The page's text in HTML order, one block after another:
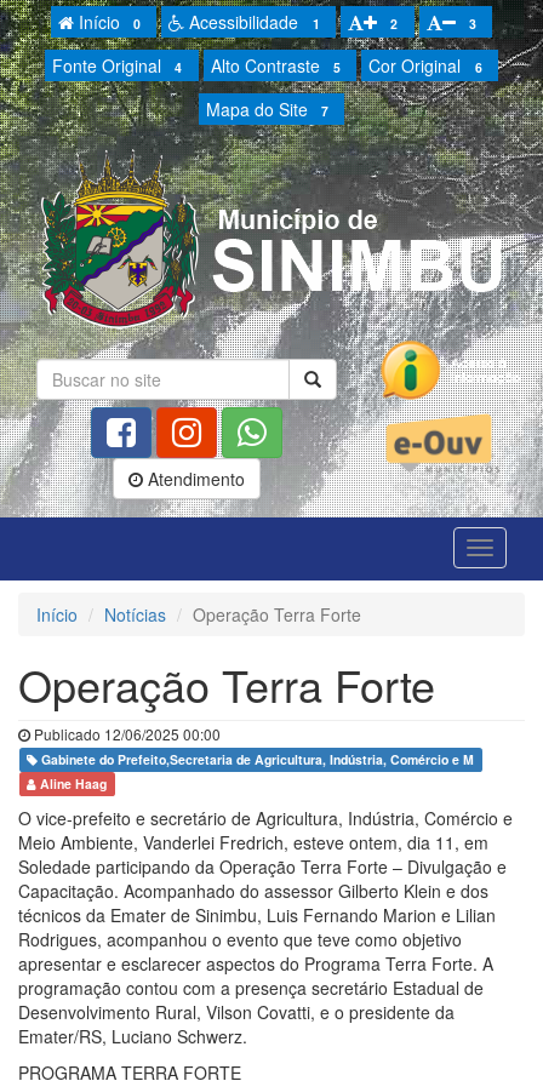
Início 0 Acessibilidade 1 2 3
Fonte Original 4 Alto Contraste 5 Cor Original 6
Mapa do Site 7
Atendimento
Início Notícias Operação Terra Forte
Operação Terra Forte
Publicado 12/06/2025 00:00
Gabinete do Prefeito,Secretaria de Agricultura, Indústria, Comércio e M
Aline Haag
O vice-prefeito e secretário de Agricultura, Indústria, Comércio e
Meio Ambiente, Vanderlei Fredrich, esteve ontem, dia 11, em
Soledade participando da Operação Terra Forte – Divulgação e
Capacitação. Acompanhado do assessor Gilberto Klein e dos
técnicos da Emater de Sinimbu, Luis Fernando Marion e Lilian
Rodrigues, acompanhou o evento que teve como objetivo
apresentar e esclarecer aspectos do Programa Terra Forte. A
programação contou com a presença secretário Estadual de
Desenvolvimento Rural, Vilson Covatti, e o presidente da
Emater/RS, Luciano Schwerz.
PROGRAMA TERRA FORTE